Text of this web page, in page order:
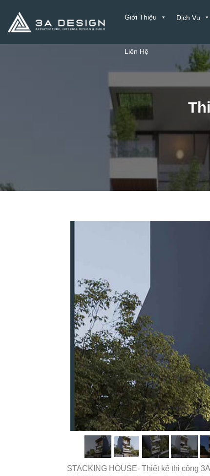
nội
dung
Giới Thiệu Dịch Vụ
Liên Hệ
STACKING HOUSE- Thiết kế thi công